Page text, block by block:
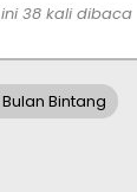
38 kali dibaca
Bintang